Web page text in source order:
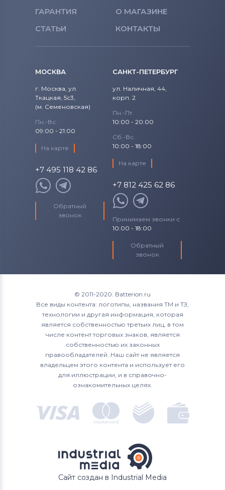
ГАРАНТИЯ
О МАГАЗИНЕ
СТАТЬИ
КОНТАКТЫ
МОСКВА
г. Москва, ул.
Ткацкая, 5с3,
(м. Семеновская)
Пн.-Вс.
09:00 - 21:00
На карте
+7 495 118 42 86
Обратный
звонок
САНКТ-ПЕТЕРБУРГ
ул. Наличная, 44,
корп. 2
Пн.-Пт.
10:00 - 20:00
Сб.-Вс.
10:00 - 18:00
На карте
+7 812 425 62 86
Принимаем звонки с
10:00 - 18:00
Обратный
звонок
© 2011-2020. Batterion.ru
Все виды контента: логотипы, названия ТМ и ТЗ,
технологии и другая информация, которая
является собственностью третьих лиц, в том
числе контент торговых знаков, является
собственностью их законных
правообладателей. Наш сайт не является
владельцем этого контента и использует его
для иллюстрации, и в справочно-
ознакомительных целях.
Сайт создан в Industrial Media